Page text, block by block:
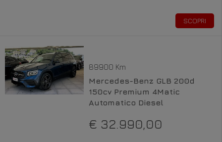
SCOPRI
89900 Km
Mercedes-Benz GLB 200d
150cv Premium 4Matic
Automatico Diesel
€ 32.990,00